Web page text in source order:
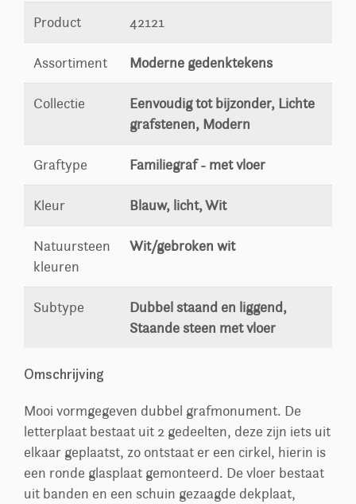
Product 42121
Assortiment Moderne gedenktekens
Collectie
Eenvoudig tot bijzonder, Lichte
grafstenen, Modern
Graftype Familiegraf - met vloer
Kleur Blauw, licht, Wit
Natuursteen
kleuren
Wit/gebroken wit
Subtype
Dubbel staand en liggend,
Staande steen met vloer
Omschrijving
Mooi vormgegeven dubbel grafmonument. De
letterplaat bestaat uit 2 gedeelten, deze zijn iets uit
elkaar geplaatst, zo ontstaat er een cirkel, hierin is
een ronde glasplaat gemonteerd. De vloer bestaat
uit banden en een schuin gezaagde dekplaat,